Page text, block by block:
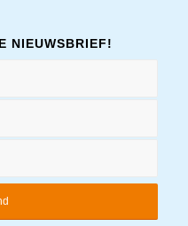
NIEUWSBRIEF!